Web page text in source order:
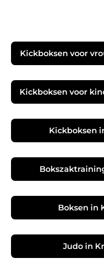
Kickboksen voor
Kickboksen voor
Kickboksen
Boksen in
Judo in